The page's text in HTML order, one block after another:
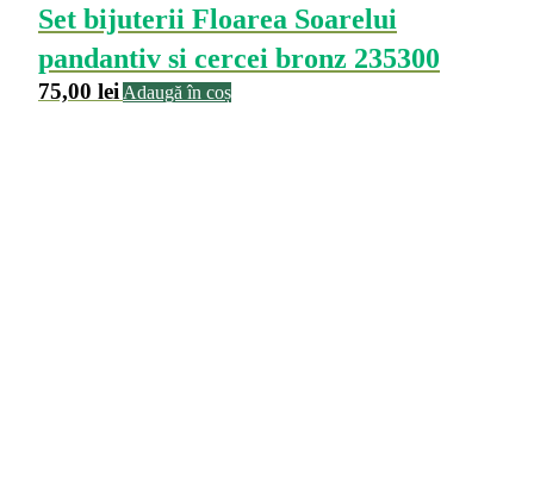
Set bijuterii Floarea Soarelui
pandantiv si cercei bronz 235300
75,00 lei Adaugă în coș